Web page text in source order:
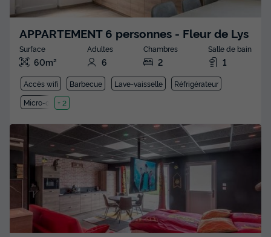
APPARTEMENT 6 personnes - Fleur de Lys
Surface
60m²
Adultes
6
Chambres
2
Salle de bain
1
Accès wifi Barbecue Lave-vaisselle
Réfrigérateur
Micro-ondes
+ 2